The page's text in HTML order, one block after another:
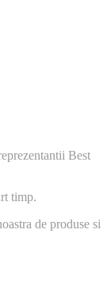
Best
timp.
de produse si